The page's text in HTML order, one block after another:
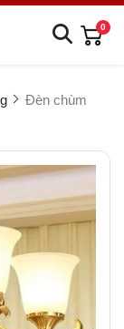
0
Đèn chùm